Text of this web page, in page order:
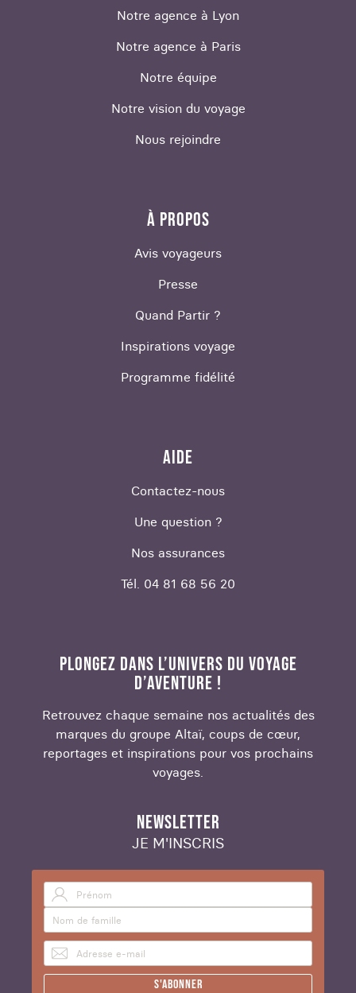
Notre agence à Lyon
Notre agence à Paris
Notre équipe
Notre vision du voyage
Nous rejoindre
À PROPOS
Avis voyageurs
Presse
Quand Partir ?
Inspirations voyage
Programme fidélité
AIDE
Contactez-nous
Une question ?
Nos assurances
Tél. 04 81 68 56 20
PLONGEZ DANS L’UNIVERS DU VOYAGE
D’AVENTURE !
Retrouvez chaque semaine nos actualités des
marques du groupe Altaï, coups de cœur,
reportages et inspirations pour vos prochains
voyages.
NEWSLETTER
JE M'INSCRIS
S'abonner